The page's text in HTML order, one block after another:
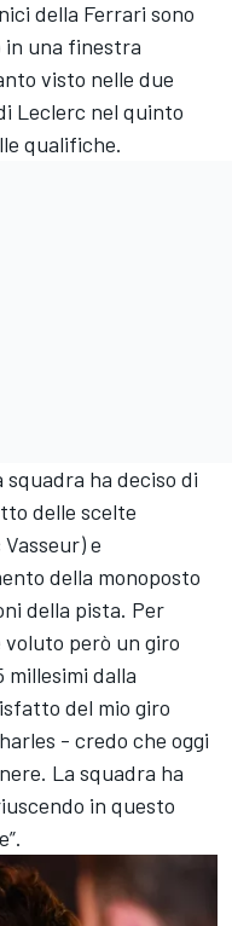
della Ferrari sono
una finestra
visto nelle due
Leclerc nel quinto
qualifiche.
squadra ha deciso di
delle scelte
e
della monoposto
della pista. Per
voluto però un giro
dalla
del mio giro
- credo che oggi
La squadra ha
in questo